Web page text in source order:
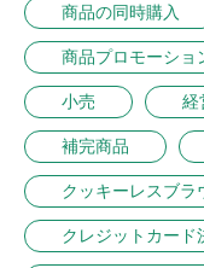
商品の同時購入
商品プロモーショ
小売 経
補完商品
クッキーレスブラ
クレジットカード